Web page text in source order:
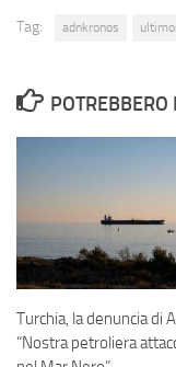
Tag: adnkronos
POTREBBERO
Turchia, la denuncia di
“Nostra petroliera